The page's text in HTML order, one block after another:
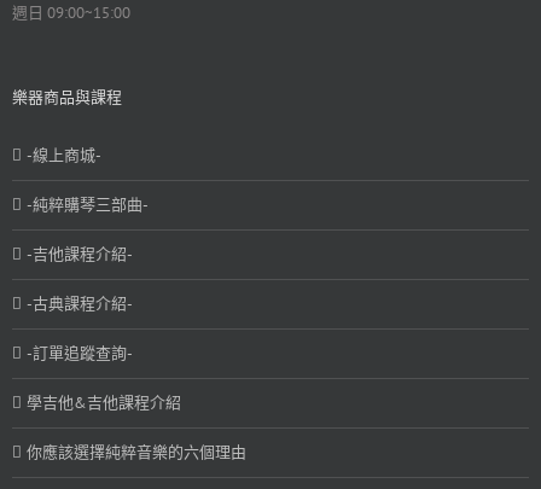
週日 09:00~15:00
樂器商品與課程
-線上商城-
-純粹購琴三部曲-
-吉他課程介紹-
-古典課程介紹-
-訂單追蹤查詢-
學吉他&吉他課程介紹
你應該選擇純粹音樂的六個理由